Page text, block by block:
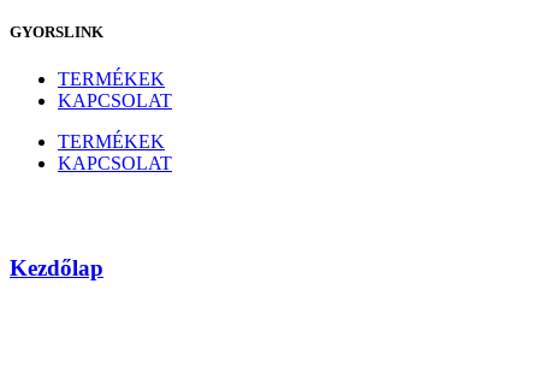
GYORSLINK
TERMÉKEK
KAPCSOLAT
TERMÉKEK
KAPCSOLAT
Kezdőlap